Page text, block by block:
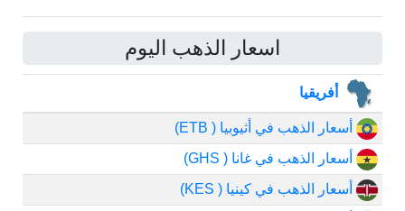
اسعار الذهب اليوم
أفريقيا
أسعار الذهب في أثيوبيا ( ETB)
أسعار الذهب في غانا ( GHS)
أسعار الذهب في كينيا ( KES)